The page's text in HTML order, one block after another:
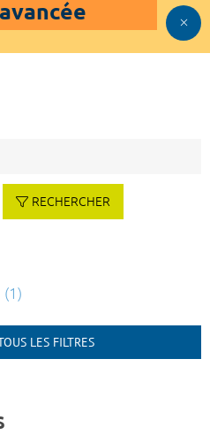
RECHERCHER
(1)
LES FILTRES